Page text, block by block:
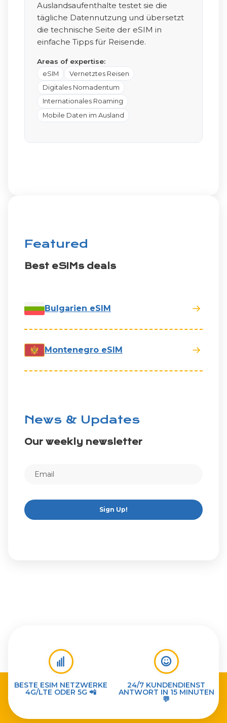
Auslandsaufenthalte testet sie die
tägliche Datennutzung und übersetzt
die technische Seite der eSIM in
einfache Tipps für Reisende.
Areas of expertise:
eSIM
Vernetztes Reisen
Digitales Nomadentum
Internationales Roaming
Mobile Daten im Ausland
Featured
Best eSIMs deals
Bulgarien eSIM
Montenegro eSIM
News & Updates
Our weekly newsletter
Sign Up!
BESTE ESIM NETZWERKE
4G/LTE ODER 5G 📲
24/7 KUNDENDIENST
ANTWORT IN 15 MINUTEN
💬